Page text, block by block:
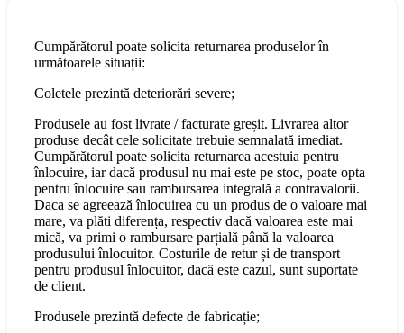
Cumpărătorul poate solicita returnarea produselor în
următoarele situații:
Coletele prezintă deteriorări severe;
Produsele au fost livrate / facturate greșit. Livrarea altor
produse decât cele solicitate trebuie semnalată imediat.
Cumpărătorul poate solicita returnarea acestuia pentru
înlocuire, iar dacă produsul nu mai este pe stoc, poate opta
pentru înlocuire sau rambursarea integrală a contravalorii.
Daca se agreează înlocuirea cu un produs de o valoare mai
mare, va plăti diferența, respectiv dacă valoarea este mai
mică, va primi o rambursare parțială până la valoarea
produsului înlocuitor. Costurile de retur și de transport
pentru produsul înlocuitor, dacă este cazul, sunt suportate
de client.
Produsele prezintă defecte de fabricație;